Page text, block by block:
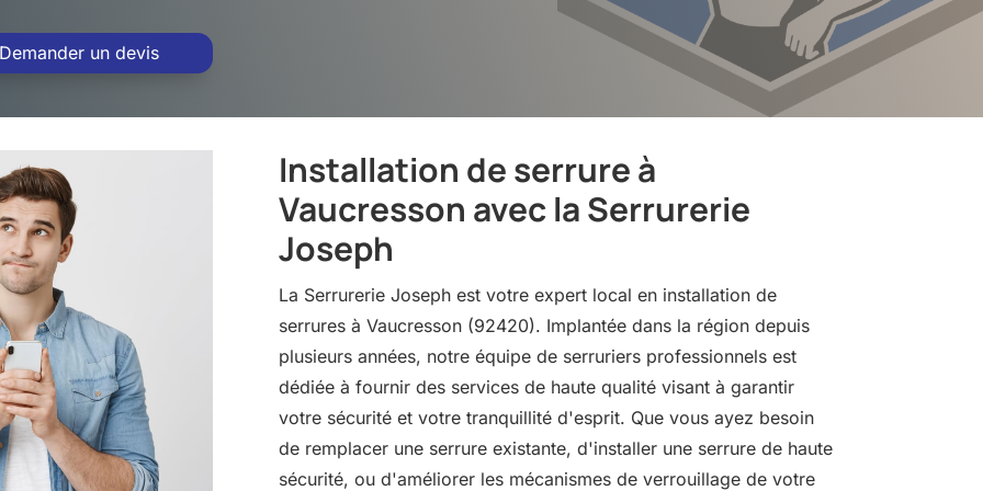
un devis
Installation de serrure à
Vaucresson avec la Serrurerie
Joseph
La Serrurerie Joseph est votre expert local en installation de
serrures à Vaucresson (92420). Implantée dans la région depuis
plusieurs années, notre équipe de serruriers professionnels est
dédiée à fournir des services de haute qualité visant à garantir
votre sécurité et votre tranquillité d'esprit. Que vous ayez besoin
de remplacer une serrure existante, d'installer une serrure de haute
sécurité, ou d'améliorer les mécanismes de verrouillage de votre